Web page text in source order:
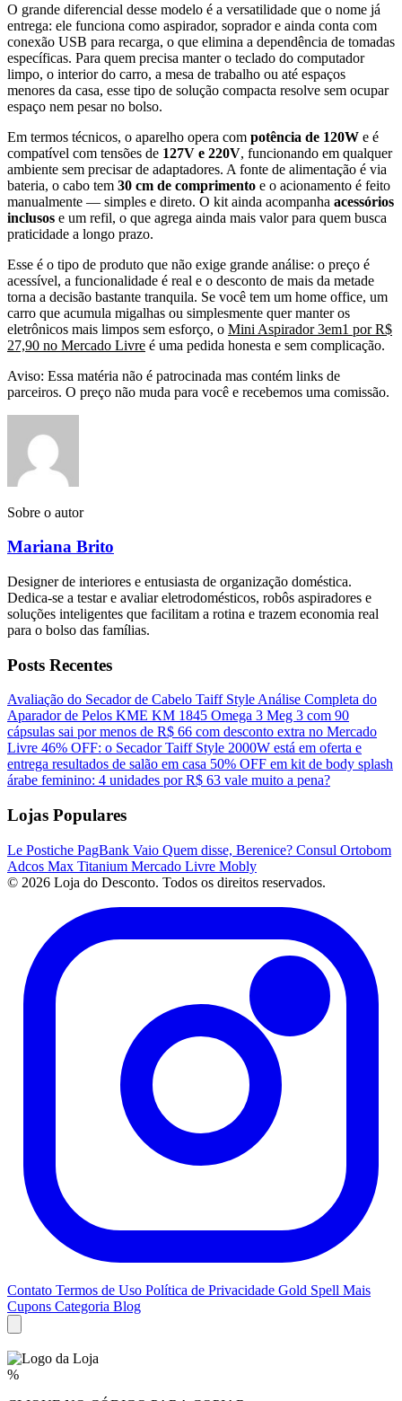
O grande diferencial desse modelo é a versatilidade que o nome já
entrega: ele funciona como aspirador, soprador e ainda conta com
conexão USB para recarga, o que elimina a dependência de tomadas
específicas. Para quem precisa manter o teclado do computador
limpo, o interior do carro, a mesa de trabalho ou até espaços
menores da casa, esse tipo de solução compacta resolve sem ocupar
espaço nem pesar no bolso.
Em termos técnicos, o aparelho opera com potência de 120W e é
compatível com tensões de 127V e 220V, funcionando em qualquer
ambiente sem precisar de adaptadores. A fonte de alimentação é via
bateria, o cabo tem 30 cm de comprimento e o acionamento é feito
manualmente — simples e direto. O kit ainda acompanha acessórios
inclusos e um refil, o que agrega ainda mais valor para quem busca
praticidade a longo prazo.
Esse é o tipo de produto que não exige grande análise: o preço é
acessível, a funcionalidade é real e o desconto de mais da metade
torna a decisão bastante tranquila. Se você tem um home office, um
carro que acumula migalhas ou simplesmente quer manter os
eletrônicos mais limpos sem esforço, o Mini Aspirador 3em1 por R$
27,90 no Mercado Livre é uma pedida honesta e sem complicação.
Aviso: Essa matéria não é patrocinada mas contém links de
parceiros. O preço não muda para você e recebemos uma comissão.
Sobre o autor
Mariana Brito
Designer de interiores e entusiasta de organização doméstica.
Dedica-se a testar e avaliar eletrodomésticos, robôs aspiradores e
soluções inteligentes que facilitam a rotina e trazem economia real
para o bolso das famílias.
Posts Recentes
Avaliação do Secador de Cabelo Taiff StyleAnálise Completa do
Aparador de Pelos KME KM 1845 Omega 3 Meg 3 com 90
cápsulas sai por menos de R$ 66 com desconto extra no Mercado
Livre 46% OFF: o Secador Taiff Style 2000W está em oferta e
entrega resultados de salão em casa 50% OFF em kit de body splash
árabe feminino: 4 unidades por R$ 63 vale muito a pena?
Lojas Populares
Le Postiche PagBank Vaio Quem disse, Berenice? Consul Ortobom
Adcos Max Titanium Mercado Livre Mobly
© 2026 Loja do Desconto. Todos os direitos reservados.
Contato Termos de Uso Política de Privacidade Gold Spell Mais
Cupons Categoria Blog
%